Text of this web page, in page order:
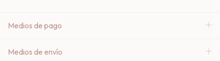
Medios de pago
Medios de envío